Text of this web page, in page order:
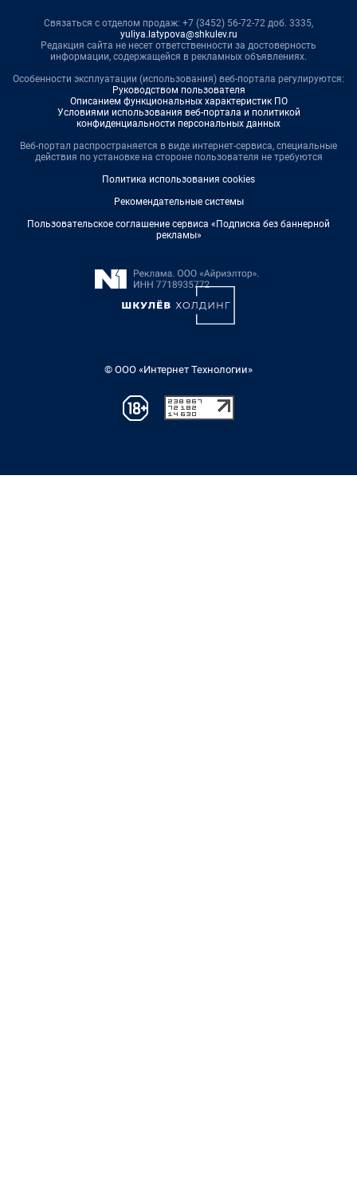
Связаться с отделом продаж: +7 (3452) 56-72-72 доб. 3335,
yuliya.latypova@shkulev.ru
Редакция сайта не несет ответственности за достоверность
информации, содержащейся в рекламных объявлениях.
Особенности эксплуатации (использования) веб-портала регулируются:
Руководством пользователя
Описанием функциональных характеристик ПО
Условиями использования веб-портала и политикой
конфиденциальности персональных данных
Веб-портал распространяется в виде интернет-сервиса, специальные
действия по установке на стороне пользователя не требуются
Политика использования cookies
Рекомендательные системы
Пользовательское соглашение сервиса «Подписка без баннерной
рекламы»
© ООО «Интернет Технологии»